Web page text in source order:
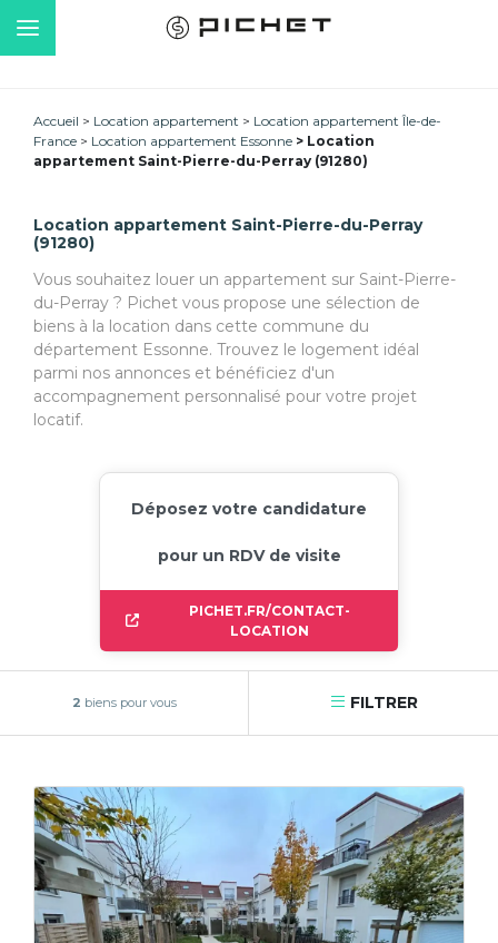
Accueil Location appartement
Location appartement Île-de-
France
Location appartement Essonne
Location
appartement Saint-Pierre-du-Perray (91280)
Location appartement Saint-Pierre-du-Perray
(91280)
Vous souhaitez louer un appartement sur Saint-Pierre-
du-Perray ? Pichet vous propose une sélection de
biens à la location dans cette commune du
département Essonne. Trouvez le logement idéal
parmi nos annonces et bénéficiez d'un
accompagnement personnalisé pour votre projet
locatif.
Déposez votre candidature
pour un RDV de visite
PICHET.FR/CONTACT-
LOCATION
2 biens pour vous FILTRER